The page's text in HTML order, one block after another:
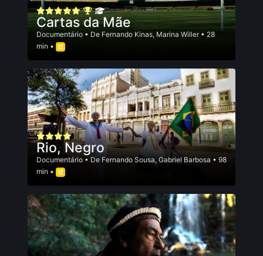
Cartas da Mãe
Documentário • De Fernando Kinas, Marina Willer• 28
min •
Rio, Negro
Documentário • De Fernando Sousa, Gabriel Barbosa • 98
min •